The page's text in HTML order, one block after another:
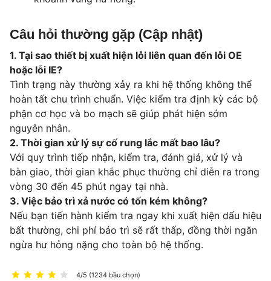
Câu hỏi thường gặp (Cập nhật)
1. Tại sao thiết bị xuất hiện lỗi liên quan đến lỗi OE
hoặc lỗi IE?
Tình trạng này thường xảy ra khi hệ thống không thể
hoàn tất chu trình chuẩn. Việc kiểm tra định kỳ các bộ
phận cơ học và bo mạch sẽ giúp phát hiện sớm
nguyên nhân.
2. Thời gian xử lý sự cố rung lắc mất bao lâu?
Với quy trình tiếp nhận, kiểm tra, đánh giá, xử lý và
bàn giao, thời gian khắc phục thường chỉ diễn ra trong
vòng 30 đến 45 phút ngay tại nhà.
3. Việc bảo trì xả nước có tốn kém không?
Nếu bạn tiến hành kiểm tra ngay khi xuất hiện dấu hiệu
bất thường, chi phí bảo trì sẽ rất thấp, đồng thời ngăn
ngừa hư hỏng nặng cho toàn bộ hệ thống.
4/5 (1234 bầu chọn)